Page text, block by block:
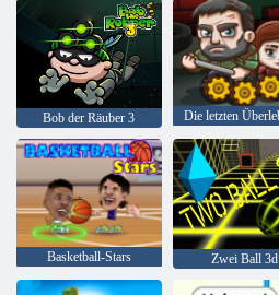
Bob der Räuber 3
Basketball-Stars Zwei Ball 3d